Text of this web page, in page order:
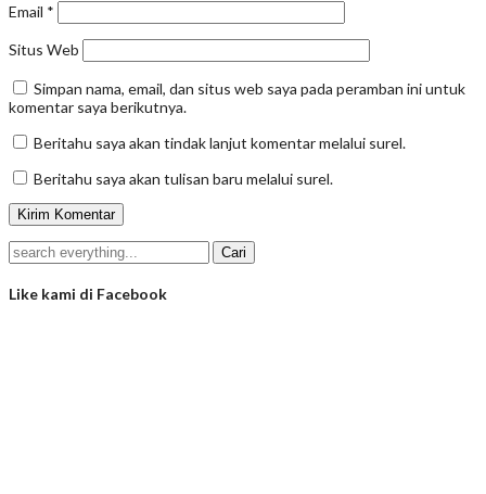
Email *
Situs Web
Simpan nama, email, dan situs web saya pada peramban ini untuk
komentar saya berikutnya.
Beritahu saya akan tindak lanjut komentar melalui surel.
Beritahu saya akan tulisan baru melalui surel.
Like kami di Facebook